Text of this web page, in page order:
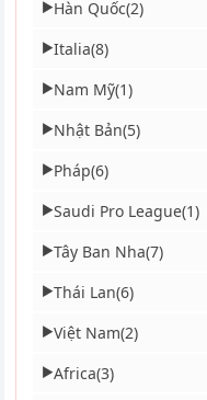
▶Hàn Quốc(2)
▶Italia(8)
▶Nam Mỹ(1)
▶Nhật Bản(5)
▶Pháp(6)
▶Saudi Pro League(1)
▶Tây Ban Nha(7)
▶Thái Lan(6)
▶Việt Nam(2)
▶Africa(3)